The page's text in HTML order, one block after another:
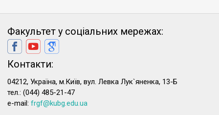
Факультет у соціальних мережах:
Контакти:
04212, Україна, м.Київ, вул. Левка Лук`яненка, 13-Б
тел.: (044) 485-21-47
e-mail: frgf@kubg.edu.ua